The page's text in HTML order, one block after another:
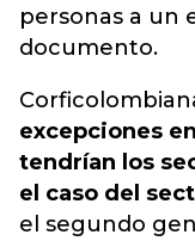
personas a un
documento.
excepciones
tendrían los
el caso del
el segundo